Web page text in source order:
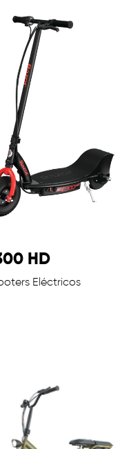
HD
Eléctricos